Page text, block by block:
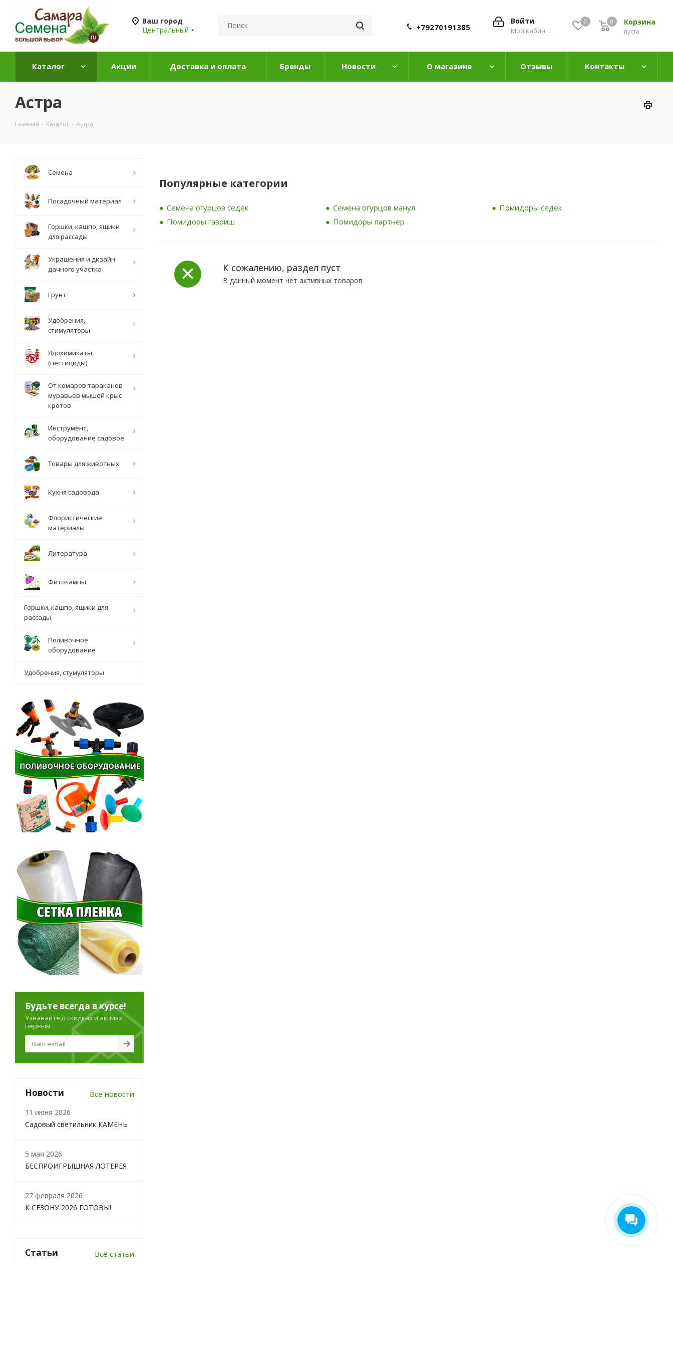
Ваш город
Центральный
0 Корзина
0
пуста
0
Войти
Мой кабинет
+79270191385
Каталог Акции Доставка и оплата Бренды Новости О магазине Отзывы Контакты
Астра
Главная - Каталог - Астра
Популярные категории
Семена огурцов седек Семена огурцов манул
Помидоры седек
Помидоры гавриш
Помидоры партнер
К сожалению, раздел пуст
В данный момент нет активных товаров
Семена
Посадочный материал
Горшки, кашпо, ящики
для рассады
Украшения и дизайн
дачного участка
Грунт
Удобрения,
стимуляторы
Ядохимикаты
(пестициды)
От комаров тараканов
муравьев мышей крыс
кротов
Инструмент,
оборудование садовое
Товары для животных
Кухня садовода
Флористические
материалы
Литература
Фитолампы
Горшки, кашпо, ящики для
рассады
Поливочное
оборудование
Удобрения, стумуляторы
Будьте всегда в курсе!
Узнавайте о скидках и акциях
первым
Новости Все новости
11 июня 2026
Садовый светильник КАМЕНЬ
5 мая 2026
БЕСПРОИГРЫШНАЯ ЛОТЕРЕЯ
27 февраля 2026
К СЕЗОНУ 2026 ГОТОВЫ!
Статьи Все статьи